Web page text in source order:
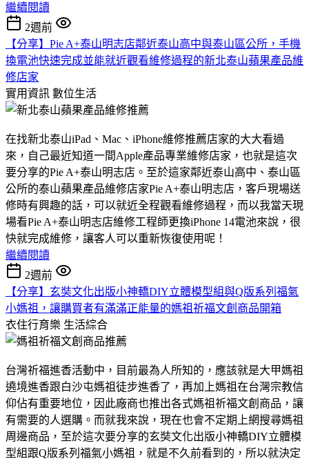
繼續閱讀
2週前
【分享】Pie A+泰山明志店鄰近泰山高中與泰山區公所，手機
換電池快速完成並能就近觀看維修過程的新北泰山蘋果產品維
修店家
實用資訊 數位生活
在找新北泰山iPad、Mac、iPhone維修推薦店家的大大看過
來，自己最近知道一間Apple產品專業維修店家，也就是這次
要分享的Pie A+泰山明志店。至於這家鄰近泰山高中、泰山區
公所的泰山蘋果產品維修店家Pie A+泰山明志店，客戶現場送
修時有興趣的話，可以就近全程觀看維修過程，而以我當天現
場看Pie A+泰山明志店維修工程師更換iPhone 14電池來說，很
快就完成維修，讓客人可以重新恢復使用呢！
繼續閱讀
2週前
【分享】玄奘文化出版小神轎DIY立體模型組與Q版系列福氣
小媽祖，讓購買者有滿滿正能量的媽祖祈福文創商品開箱
衣住行育樂 生活綜合
台灣祈福進香活動中，目前最為人所知的，應該就是大甲媽祖
遶境進香跟白沙屯媽祖徒步進香了，再加上媽祖在台灣宗教信
仰佔有重要地位，因此廠商也推出各式媽祖祈福文創商品，讓
有需要的人選購。而就我來說，現在也會不定期上網搜尋媽祖
周邊商品，至於這次要分享的玄奘文化出版小神轎DIY立體模
型組跟Q版系列福氣小媽祖，就是不久前看到的，所以就決定